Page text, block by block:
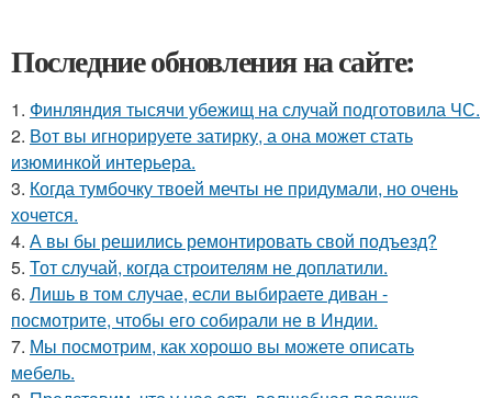
Последние обновления на сайте:
1. Финляндия тысячи убежищ на случай подготовила ЧС.
2. Вот вы игнорируете затирку, а она может стать
изюминкой интерьера.
3. Когда тумбочку твоей мечты не придумали, но очень
хочется.
4. А вы бы решились ремонтировать свой подъезд?
5. Тот случай, когда строителям не доплатили.
6. Лишь в том случае, если выбираете диван -
посмотрите, чтобы его собирали не в Индии.
7. Мы посмотрим, как хорошо вы можете описать
мебель.